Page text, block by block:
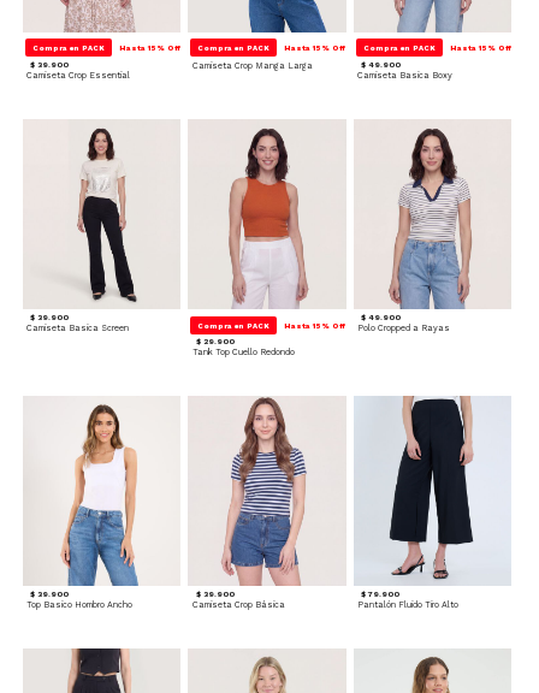
Compra en PACK Hasta 15% Off
$ 39.900
Camiseta Crop Essential
Compra en PACK Hasta 15% Off
Camiseta Crop Manga Larga
Compra en PACK Hasta 15% Off
$ 49.900
Camiseta Basica Boxy
$ 39.900
Camiseta Basica Screen Compra en PACK Hasta 15% Off
$ 29.900
Tank Top Cuello Redondo
$ 49.900
Polo Cropped a Rayas
$ 39.900
Top Basico Hombro Ancho
$ 39.900
Camiseta Crop Básica
$ 79.900
Pantalón Fluido Tiro Alto